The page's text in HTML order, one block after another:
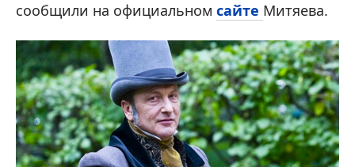
сообщили на официальном сайте Митяева.